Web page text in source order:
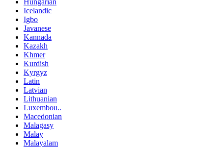
Hungarian
Icelandic
Igbo
Javanese
Kannada
Kazakh
Khmer
Kurdish
Kyrgyz
Latin
Latvian
Lithuanian
Luxembou..
Macedonian
Malagasy
Malay
Malayalam